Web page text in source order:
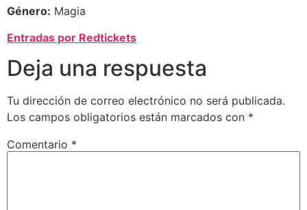
Género: Magia
Entradas por Redtickets
Deja una respuesta
Tu dirección de correo electrónico no será publicada.
Los campos obligatorios están marcados con *
Comentario *